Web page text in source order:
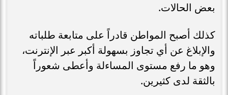
بعض الحالات.
كذلك أصبح المواطن قادراً على متابعة طلباته
والإبلاغ عن أي تجاوز بسهولة أكبر عبر الإنترنت،
وهو ما رفع مستوى المساءلة وأعطى شعوراً
بالثقة لدى كثيرين.